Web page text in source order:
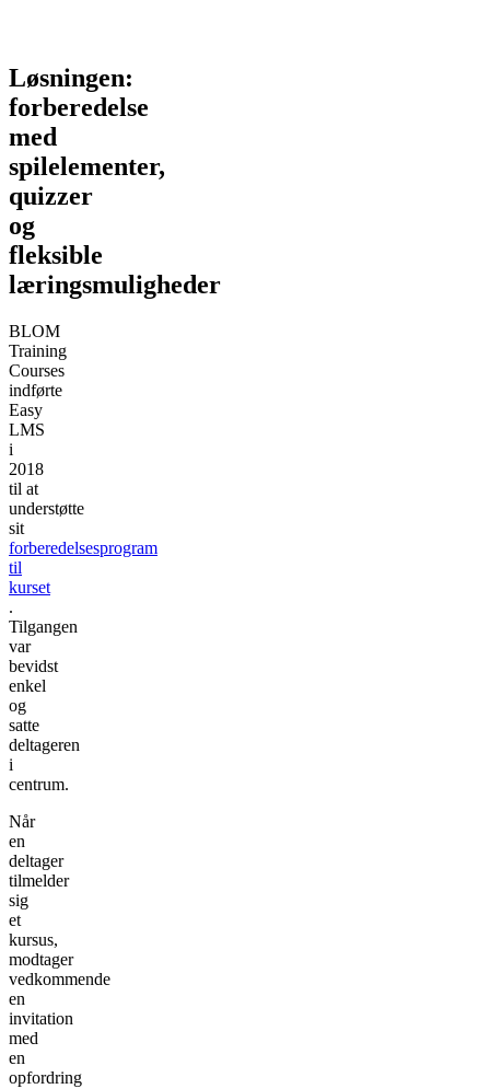
Løsningen:
forberedelse
med
spilelementer,
quizzer
og
fleksible
læringsmuligheder
BLOM
Training
Courses
indførte
Easy
LMS
i
2018
til at
understøtte
sit
forberedelsesprogram
til
kurset
.
Tilgangen
var
bevidst
enkel
og
satte
deltageren
i
centrum.
Når
en
deltager
tilmelder
sig
et
kursus,
modtager
vedkommende
en
invitation
med
en
opfordring